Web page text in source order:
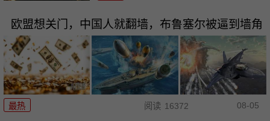
欧盟想关门，中国人就翻墙，布鲁塞尔被逼到墙角
最热 阅读 16372 08-05